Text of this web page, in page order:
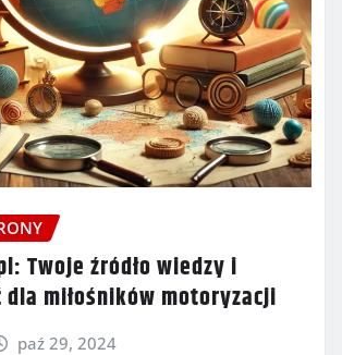
Twoje źródło wiedzy i
dla miłośników motoryzacji
paź 29, 2024